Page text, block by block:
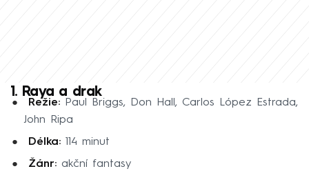
1. Raya a drak
Režie:Paul Briggs, Don Hall, Carlos López Estrada,
John Ripa
Délka:114 minut
Žánr:akční fantasy